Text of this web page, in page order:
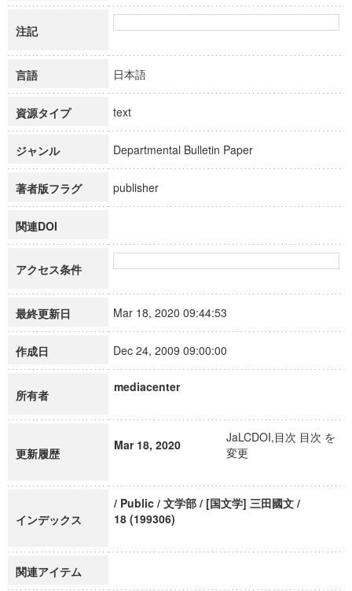
注記
言語 日本語
資源タイプ text
ジャンル Departmental Bulletin Paper
著者版フラグ publisher
関連DOI
アクセス条件
最終更新日 Mar 18, 2020 09:44:53
作成日 Dec 24, 2009 09:00:00
所有者
mediacenter
更新履歴
Mar 18, 2020
JaLCDOI,目次 目次 を
変更
インデックス
/ Public / 文学部 / [国文学] 三田國文 /
18 (199306)
関連アイテム